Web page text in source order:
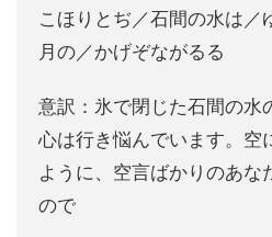
こほりとぢ／石間の水は／
月の／かげぞながるる
意訳：氷で閉じた石間の水
心は行き悩んでいます。空
ように、空言ばかりのあな
ので